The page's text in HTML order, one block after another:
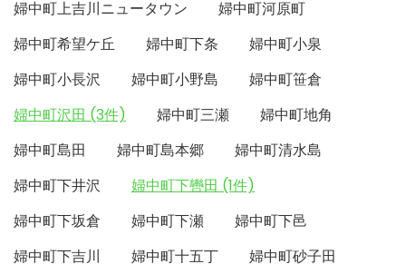
婦中町上吉川ニュータウン
婦中町河原町
婦中町希望ケ丘
婦中町下条
婦中町小泉
婦中町小長沢
婦中町小野島
婦中町笹倉
婦中町沢田 (3件)
婦中町三瀬
婦中町地角
婦中町島田
婦中町島本郷
婦中町清水島
婦中町下井沢
婦中町下轡田 (1件)
婦中町下坂倉
婦中町下瀬
婦中町下邑
婦中町下吉川
婦中町十五丁
婦中町砂子田